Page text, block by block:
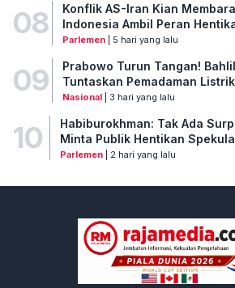
08
Konflik AS-Iran Kian
Indonesia Ambil Peran
Parlemen| 5 hari yang lalu
09
Prabowo Turun Tangan!
Tuntaskan Pemadaman Listrik
Nasional| 3 hari yang lalu
10
Habiburokhman: Tak Ada
Minta Publik Hentikan
Parlemen| 2 hari yang lalu